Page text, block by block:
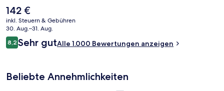
Minuten entfernt: Van Gogh Museum und Passenger Terminal
Amsterdam. Andere Reisende lieben das hilfsbereite Personal. Die
Unterkunft ist nur einen kurzen Fußmarsch von den öffentlichen
Verkehrsmitteln entfernt: Zur U-Bahn läuft man 4 Minuten
(Haltestelle Nieuwezijds Kolk) bzw. 7 Minuten (U-Bahn-Station
Amsterdam Centraal).
Der
aktuelle
Preis
beträgt
142 €.
142 €
inkl. Steuern & Gebühren
30. Aug.–31. Aug.
Bewertungen
8,28,2 von 10.
Sehr gutAlle 1.000 Bewertungen anzeigen
Beliebte Annehmlichkeiten